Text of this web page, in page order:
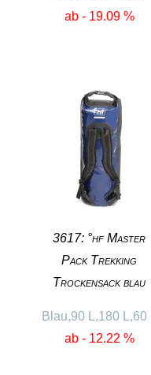
ab - 19.09 %
3617: °hf Master
Pack Trekking
Trockensack blau
Blau,90 L,180 L,60 L
ab - 12.22 %